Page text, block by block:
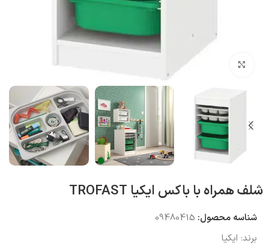
بزرگنمایی تصویر
شلف همراه با باکس ایکیا TROFAST
شناسه محصول: 09480415
برند: ایکیا